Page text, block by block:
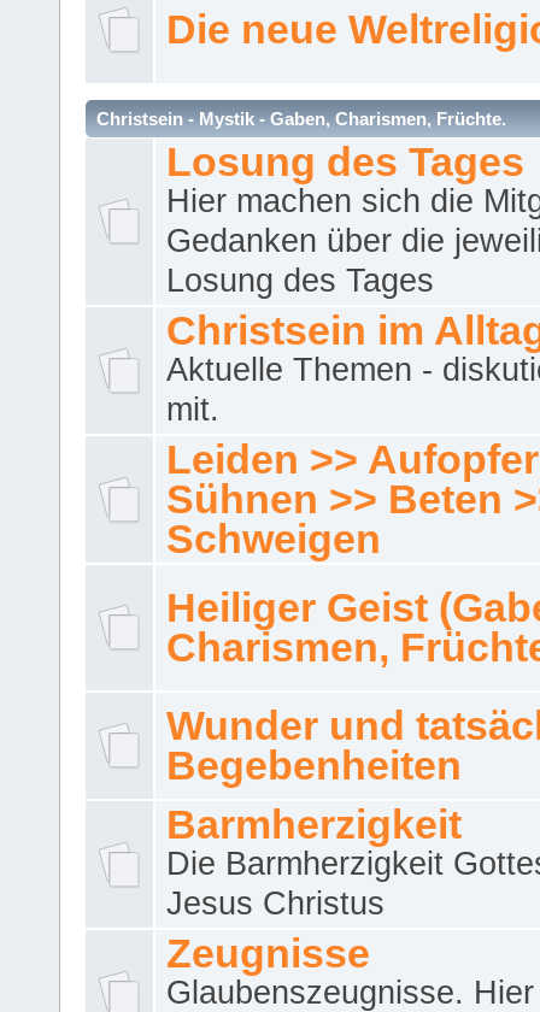
Die neue
Christsein - Mystik - Gaben, Charismen, Früchte.
Losung des Tages
Hier machen sich die
Gedanken über die
Losung des Tages
Christsein im
Aktuelle Themen -
mit.
Leiden >>
Sühnen >> Beten
Schweigen
Heiliger Geist
Charismen,
Wunder und
Begebenheiten
Barmherzigkeit
Die Barmherzigkeit
Jesus Christus
Zeugnisse
Glaubenszeugnisse.